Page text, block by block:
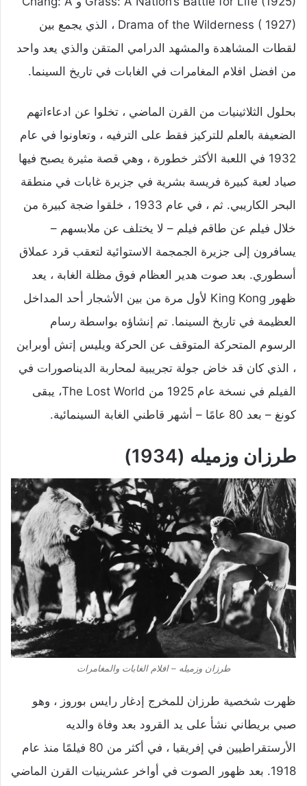
Drama of the Wilderness ( 1927) ، الذي يجمع بين
لقطات المشاهدة والمشهد الدرامي المتقن والذي يعد واحد
من افضل افلام المغامرات في الغابات في تاريخ السينما.
بحلول الثلاثينيات من القرن الماضي ، تخلوا عن ادعاءاتهم
الضعيفة بالعلم للتركيز فقط على الترفيه ، وتعاونوا في عام
1932 في اللعبة الأكثر خطورة ، وهي قصة مثيرة يصبح فيها
صياد لعبة كبيرة فريسة بشرية في جزيرة غابات في منطقة
البحر الكاريبي. ثم ، في عام 1933 ، خلقوا ضجة كبيرة من
خلال فيلم عن طاقم فيلم – لا يختلف عن ملابسهم –
يسافرون إلى جزيرة الجمجمة الاستوائية لتعقب قرد عملاق
أسطوري. بعد صوت هدير العظام فوق مظلة الغابة ، يعد
ظهور King Kong لأول مرة من بين الأشجار أحد المداخل
العظيمة في تاريخ السينما. تم إنشاؤه بواسطة رسام
الرسوم المتحركة المتوقف عن الحركة ويليس إتش أوبراين
، الذي كان قد خاض جولة تجريبية لمحاربة الديناصورات في
الفيلم في نسخة عام 1925 من The Lost World، يبقى
كونغ – بعد 80 عامًا – أشهر قاطني الغابة السينمائية.
طرزان وزميله (1934)
طرزان وزميله – افلام الغابات والمغامرات
ظهرت شخصية طرزان للمخرج إدغار رايس بوروز ، وهو
صبي بريطاني نشأ على يد القرود بعد وفاة والديه
الأرستقراطيين في إفريقيا ، في أكثر من 80 فيلمًا منذ عام
1918. بعد ظهور الصوت في أواخر عشرينيات القرن الماضي